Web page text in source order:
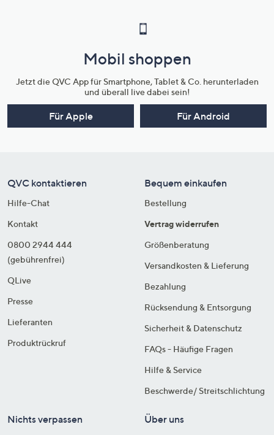
Mobil shoppen
Jetzt die QVC App für Smartphone, Tablet & Co. herunterladen
und überall live dabei sein!
Für Apple Für Android
QVC kontaktieren
Hilfe-Chat
Kontakt
0800 2944 444
(gebührenfrei)
QLive
Presse
Lieferanten
Produktrückruf
Bequem einkaufen
Bestellung
Vertrag widerrufen
Größenberatung
Versandkosten & Lieferung
Bezahlung
Rücksendung & Entsorgung
Sicherheit & Datenschutz
FAQs - Häufige Fragen
Hilfe & Service
Beschwerde/ Streitschlichtung
Nichts verpassen Über uns